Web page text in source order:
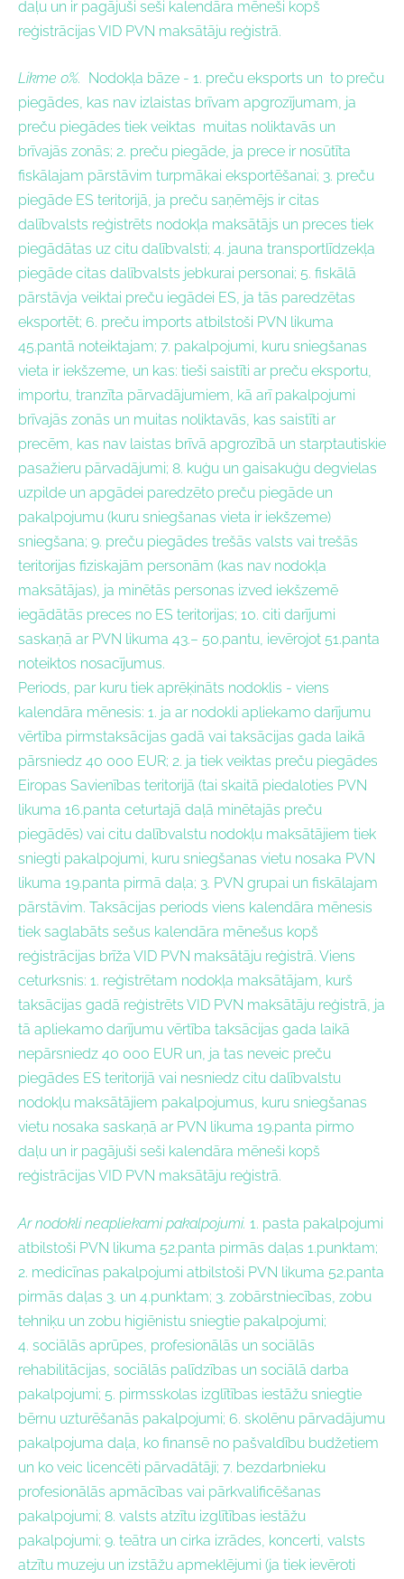
daļu un ir pagājuši seši kalendāra mēneši kopš
reģistrācijas VID PVN maksātāju reģistrā.
Likme 0%. Nodokļa bāze - 1. preču eksports un to preču
piegādes, kas nav izlaistas brīvam apgrozījumam, ja
preču piegādes tiek veiktas muitas noliktavās un
brīvajās zonās; 2. preču piegāde, ja prece ir nosūtīta
fiskālajam pārstāvim turpmākai eksportēšanai; 3. preču
piegāde ES teritorijā, ja preču saņēmējs ir citas
dalībvalsts reģistrēts nodokļa maksātājs un preces tiek
piegādātas uz citu dalībvalsti; 4. jauna transportlīdzekļa
piegāde citas dalībvalsts jebkurai personai; 5. fiskālā
pārstāvja veiktai preču iegādei ES, ja tās paredzētas
eksportēt; 6. preču imports atbilstoši PVN likuma
45.pantā noteiktajam; 7. pakalpojumi, kuru sniegšanas
vieta ir iekšzeme, un kas: tieši saistīti ar preču eksportu,
importu, tranzīta pārvadājumiem, kā arī pakalpojumi
brīvajās zonās un muitas noliktavās, kas saistīti ar
precēm, kas nav laistas brīvā apgrozībā un starptautiskie
pasažieru pārvadājumi; 8. kuģu un gaisakuģu degvielas
uzpilde un apgādei paredzēto preču piegāde un
pakalpojumu (kuru sniegšanas vieta ir iekšzeme)
sniegšana; 9. preču piegādes trešās valsts vai trešās
teritorijas fiziskajām personām (kas nav nodokļa
maksātājas), ja minētās personas izved iekšzemē
iegādātās preces no ES teritorijas; 10. citi darījumi
saskaņā ar PVN likuma 43.– 50.pantu, ievērojot 51.panta
noteiktos nosacījumus.
Periods, par kuru tiek aprēķināts nodoklis - viens
kalendāra mēnesis: 1. ja ar nodokli apliekamo darījumu
vērtība pirmstaksācijas gadā vai taksācijas gada laikā
pārsniedz 40 000 EUR; 2. ja tiek veiktas preču piegādes
Eiropas Savienības teritorijā (tai skaitā piedaloties PVN
likuma 16.panta ceturtajā daļā minētajās preču
piegādēs) vai citu dalībvalstu nodokļu maksātājiem tiek
sniegti pakalpojumi, kuru sniegšanas vietu nosaka PVN
likuma 19.panta pirmā daļa; 3. PVN grupai un fiskālajam
pārstāvim. Taksācijas periods viens kalendāra mēnesis
tiek saglabāts sešus kalendāra mēnešus kopš
reģistrācijas brīža VID PVN maksātāju reģistrā. Viens
ceturksnis: 1. reģistrētam nodokļa maksātājam, kurš
taksācijas gadā reģistrēts VID PVN maksātāju reģistrā, ja
tā apliekamo darījumu vērtība taksācijas gada laikā
nepārsniedz 40 000 EUR un, ja tas neveic preču
piegādes ES teritorijā vai nesniedz citu dalībvalstu
nodokļu maksātājiem pakalpojumus, kuru sniegšanas
vietu nosaka saskaņā ar PVN likuma 19.panta pirmo
daļu un ir pagājuši seši kalendāra mēneši kopš
reģistrācijas VID PVN maksātāju reģistrā.
Ar nodokli neapliekami pakalpojumi. 1. pasta pakalpojumi
atbilstoši PVN likuma 52.panta pirmās daļas 1.punktam;
2. medicīnas pakalpojumi atbilstoši PVN likuma 52.panta
pirmās daļas 3. un 4.punktam; 3. zobārstniecības, zobu
tehniķu un zobu higiēnistu sniegtie pakalpojumi;
4. sociālās aprūpes, profesionālās un sociālās
rehabilitācijas, sociālās palīdzības un sociālā darba
pakalpojumi; 5. pirmsskolas izglītības iestāžu sniegtie
bērnu uzturēšanās pakalpojumi; 6. skolēnu pārvadājumu
pakalpojuma daļa, ko finansē no pašvaldību budžetiem
un ko veic licencēti pārvadātāji; 7. bezdarbnieku
profesionālās apmācības vai pārkvalificēšanas
pakalpojumi; 8. valsts atzītu izglītības iestāžu
pakalpojumi; 9. teātra un cirka izrādes, koncerti, valsts
atzītu muzeju un izstāžu apmeklējumi (ja tiek ievēroti